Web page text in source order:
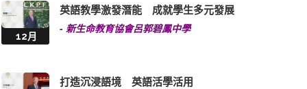
12月
英語教學激發潛能 成就學生多元發展
- 新生命教育協會呂郭碧鳳中學
打造沉浸語境 英語活學活用